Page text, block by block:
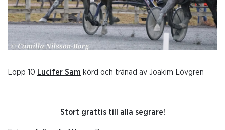
Lopp 10 Lucifer Sam körd och tränad av Joakim Lövgren
Stort grattis till alla segrare!